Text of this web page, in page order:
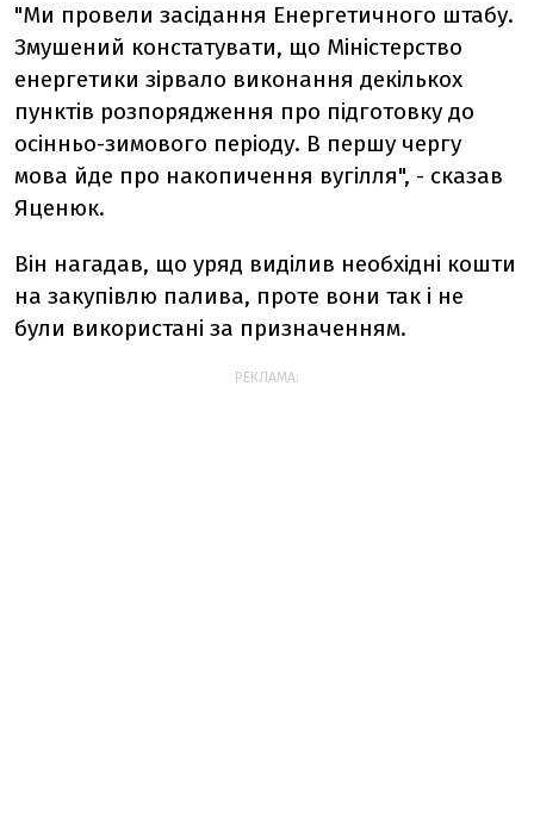
"Ми провели засідання Енергетичного штабу.
Змушений констатувати, що Міністерство
енергетики зірвало виконання декількох
пунктів розпорядження про підготовку до
осінньо-зимового періоду. В першу чергу
мова йде про накопичення вугілля", - сказав
Яценюк.
Він нагадав, що уряд виділив необхідні кошти
на закупівлю палива, проте вони так і не
були використані за призначенням.
РЕКЛАМА: